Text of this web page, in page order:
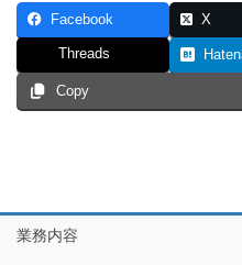
Facebook X
Threads
Copy
業務内容